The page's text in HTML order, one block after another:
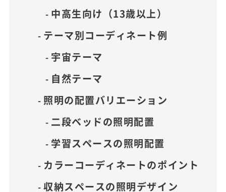
中高生向け（13歳以上）
テーマ別コーディネート例
宇宙テーマ
自然テーマ
照明の配置バリエーション
二段ベッドの照明配置
学習スペースの照明配置
カラーコーディネートのポイント
収納スペースの照明デザイン